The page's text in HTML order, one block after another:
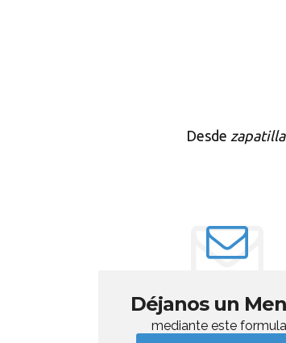
Desde
Déjanos un
mediante este